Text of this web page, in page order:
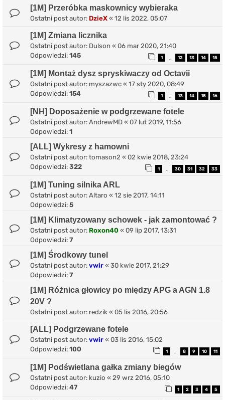
[1M] Przeróbka maskownicy wybieraka
Ostatni post autor: DzieX « 12 lis 2022, 05:07
[1M] Zmiana licznika
Ostatni post autor: Dulson « 06 mar 2020, 21:40
Odpowiedzi: 145 1 12 13 14 15
[1M] Montaż dysz spryskiwaczy od Octavii
Ostatni post autor: myszazwc « 17 sty 2020, 08:49
Odpowiedzi: 154 1 13 14 15 16
[NH] Doposażenie w podgrzewane fotele
Ostatni post autor: AndrewMD « 07 lut 2019, 11:56
Odpowiedzi: 1
[ALL] Wykresy z hamowni
Ostatni post autor: tomason2 « 02 kwie 2018, 23:24
Odpowiedzi: 322 1 30 31 32 33
[1M] Tuning silnika ARL
Ostatni post autor: Altaro « 12 sie 2017, 14:11
Odpowiedzi: 5
[1M] Klimatyzowany schowek - jak zamontować ?
Ostatni post autor: Roxon40 « 09 lip 2017, 13:31
Odpowiedzi: 7
[1M] Środkowy tunel
Ostatni post autor: vwir « 30 kwie 2017, 21:29
Odpowiedzi: 7
[1M] Różnica głowicy po między APG a AGN 1.8
20V ?
Ostatni post autor: redzik « 05 lis 2016, 20:56
[ALL] Podgrzewane fotele
Ostatni post autor: vwir « 03 lis 2016, 15:02
Odpowiedzi: 100 1 8 9 10 11
[1M] Podświetlana gałka zmiany biegów
Ostatni post autor: kuzio « 29 wrz 2016, 05:10
Odpowiedzi: 47 1 2 3 4 5